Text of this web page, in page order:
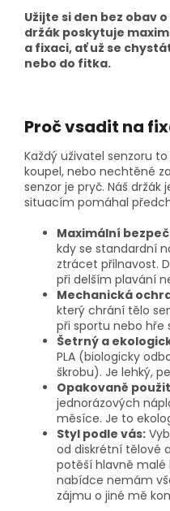
Užijte si den bez obav
držák poskytuje
a fixaci, ať už se
nebo do fitka.
Proč vsadit na
Každý uživatel senzoru
koupel, nebo nechtěné
senzor je pryč. Náš
situacím pomáhal
Maximální
kdy se standardní
ztrácet přilnavost.
při delším plavání
Mechanická
který chrání tělo
při sportu nebo hře
Šetrný a
PLA (biologicky
škrobu). Je lehký,
Opakovaně
jednorázových
měsíce. Je to
Styl podle vás:
od diskrétní tělové
potěší hlavně malé
nabídce nemám
zájmu o jiné mě